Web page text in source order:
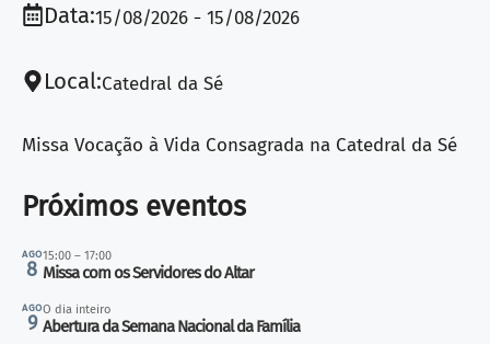
Data:15/08/2026 15/08/2026
Local:Catedral da Sé
Missa Vocação à Vida Consagrada na Catedral da Sé
Próximos eventos
AGO
8
15:00 – 17:00
Missa com os Servidores do Altar
AGO
9
O dia inteiro
Abertura da Semana Nacional da Família